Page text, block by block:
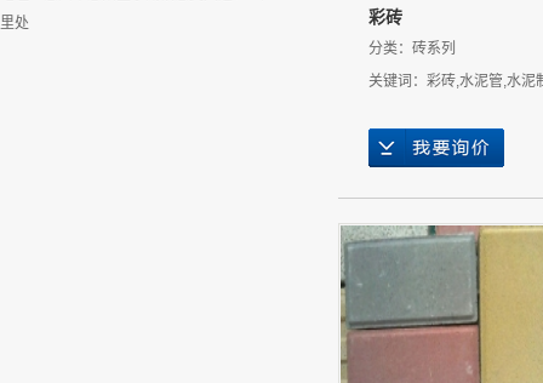
里处
彩砖
分类： 砖系列
关键词： 彩砖,水泥管,水泥